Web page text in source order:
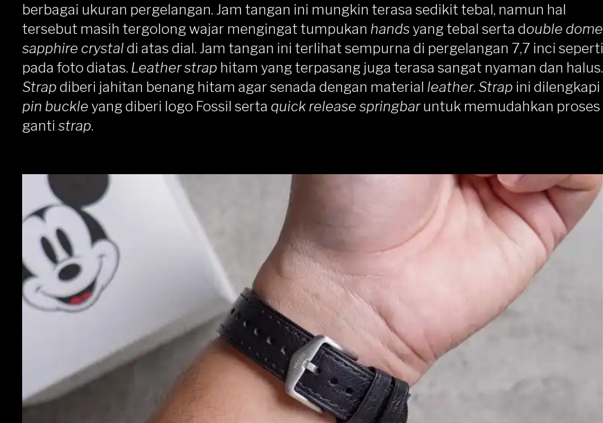
berbagai ukuran pergelangan. Jam tangan ini mungkin terasa sedikit tebal, namun hal
tersebut masih tergolong wajar mengingat tumpukan handsyang tebal serta double dome
sapphire crystaldi atas dial. Jam tangan ini terlihat sempurna di pergelangan 7,7 inci seperti
pada foto diatas. Leather strap hitam yang terpasang juga terasa sangat nyaman dan halus.
Strap diberi jahitan benang hitam agar senada dengan material leather. Strap ini dilengkapi
pin buckle yang diberi logo Fossil serta quick release springbaruntuk memudahkan proses
ganti strap.